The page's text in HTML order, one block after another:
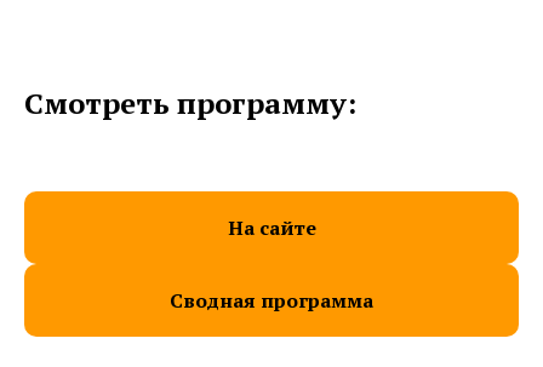
Смотреть программу:
На сайте
Сводная программа